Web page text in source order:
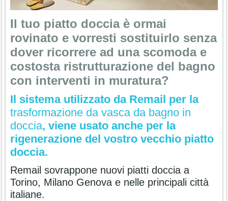
Il tuo piatto doccia è ormai
rovinato e vorresti sostituirlo senza
dover ricorrere ad una scomoda e
costosta ristrutturazione del bagno
con interventi in muratura?
Il sistema utilizzato da Remail per la
trasformazione da vasca da bagno in
doccia, viene usato anche per la
rigenerazione del vostro vecchio piatto
doccia.
Remail sovrappone nuovi piatti doccia a
Torino, Milano Genova e nelle principali città
italiane.